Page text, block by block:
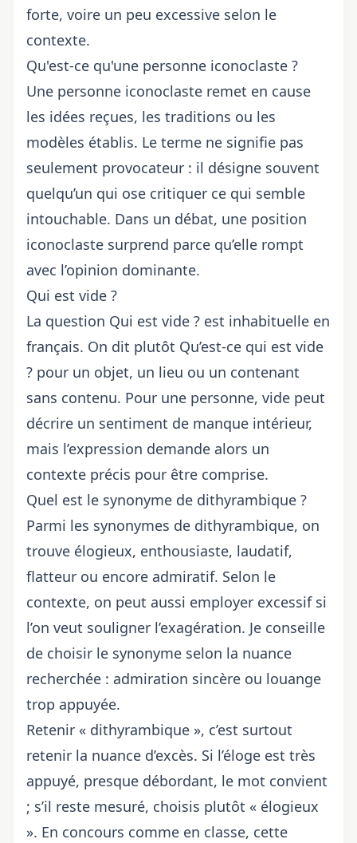
forte, voire un peu excessive selon le
contexte.
Qu'est-ce qu'une personne iconoclaste ?
Une personne iconoclaste remet en cause
les idées reçues, les traditions ou les
modèles établis. Le terme ne signifie pas
seulement provocateur : il désigne souvent
quelqu’un qui ose critiquer ce qui semble
intouchable. Dans un débat, une position
iconoclaste surprend parce qu’elle rompt
avec l’opinion dominante.
Qui est vide ?
La question Qui est vide ? est inhabituelle en
français. On dit plutôt Qu’est-ce qui est vide
? pour un objet, un lieu ou un contenant
sans contenu. Pour une personne, vide peut
décrire un sentiment de manque intérieur,
mais l’expression demande alors un
contexte précis pour être comprise.
Quel est le synonyme de dithyrambique ?
Parmi les synonymes de dithyrambique, on
trouve élogieux, enthousiaste, laudatif,
flatteur ou encore admiratif. Selon le
contexte, on peut aussi employer excessif si
l’on veut souligner l’exagération. Je conseille
de choisir le synonyme selon la nuance
recherchée : admiration sincère ou louange
trop appuyée.
Retenir « dithyrambique », c’est surtout
retenir la nuance d’excès. Si l’éloge est très
appuyé, presque débordant, le mot convient
; s’il reste mesuré, choisis plutôt « élogieux
». En concours comme en classe, cette